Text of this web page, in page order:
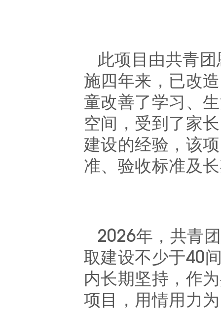
此项目由共青
施四年来，已改
童改善了学习、
空间，受到了家
建设的经验，该
准、验收标准及
2026年，共青
取建设不少于40
内长期坚持，作
项目，用情用力